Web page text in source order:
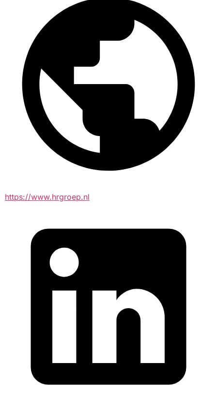
https://www.hrgroep.nl